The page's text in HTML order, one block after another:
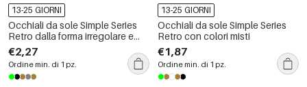
13-25 GIORNI
Occhiali da sole Simple Series
Retro dalla forma irregolare e
tinta unita
€2,27
Ordine min. di 1 pz.
13-25 GIORNI
Occhiali da sole Simple Series
Retro con colori misti
€1,87
Ordine min. di 1 pz.